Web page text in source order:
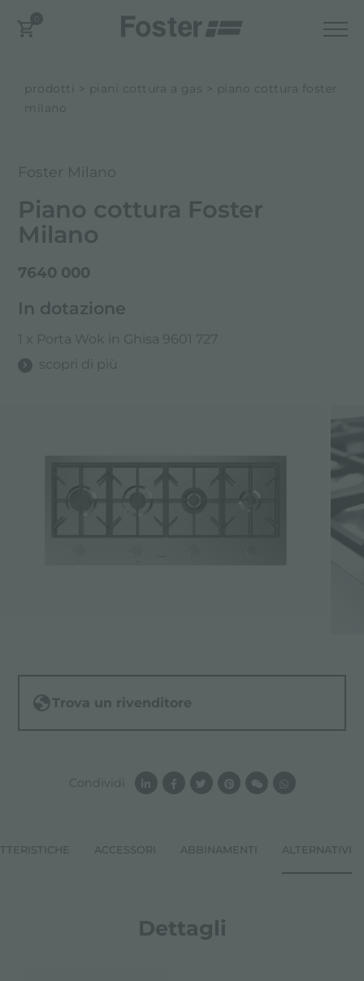
prodotti piani cottura a gas
piano cottura foster
milano
ACCESSORI ABBINAMENTI ALTERNATIVI
Dettagli
Foster Milano
Piano cottura Foster
Milano
7640 000
In dotazione
1 x Porta Wok in Ghisa 9601 727
scopri di più
Trova un rivenditore
Condividi